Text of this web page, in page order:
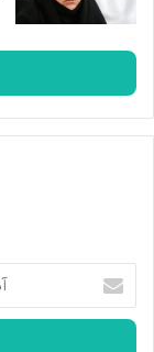
آدرس
ایمیل
خود